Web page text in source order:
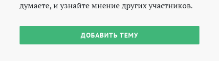
думаете, и узнайте мнение других участников.
ДОБАВИТЬ ТЕМУ